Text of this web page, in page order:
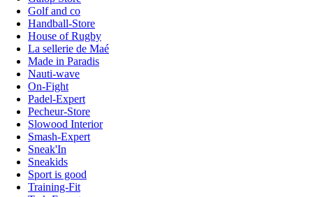
Golf and co
Handball-Store
House of Rugby
La sellerie de Maé
Made in Paradis
Nauti-wave
On-Fight
Padel-Expert
Pecheur-Store
Slowood Interior
Smash-Expert
Sneak'In
Sneakids
Sport is good
Training-Fit